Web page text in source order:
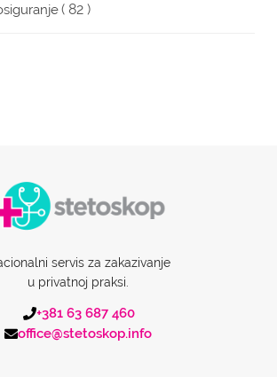
( 82 )
servis za zakazivanje
u privatnoj praksi.
+381 63 687 460
office@stetoskop.info